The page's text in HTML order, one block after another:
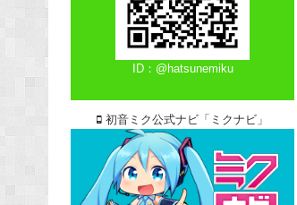
ID：@hatsunemiku
初音ミク公式ナビ「ミクナビ」